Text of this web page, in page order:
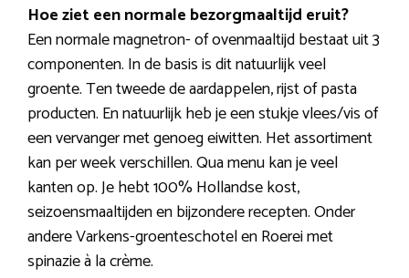
Hoe ziet een normale bezorgmaaltijd eruit?
Een normale magnetron- of ovenmaaltijd bestaat uit 3
componenten. In de basis is dit natuurlijk veel
groente. Ten tweede de aardappelen, rijst of pasta
producten. En natuurlijk heb je een stukje vlees/vis of
een vervanger met genoeg eiwitten. Het assortiment
kan per week verschillen. Qua menu kan je veel
kanten op. Je hebt 100% Hollandse kost,
seizoensmaaltijden en bijzondere recepten. Onder
andere Varkens-groenteschotel en Roerei met
spinazie à la crème.